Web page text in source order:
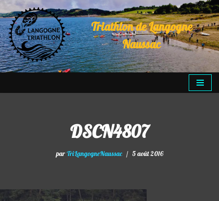
Aller
au
contenu
Triathlon de Langogne
Naussac
DSCN4807
par TriLangogneNaussac 5 août 2016